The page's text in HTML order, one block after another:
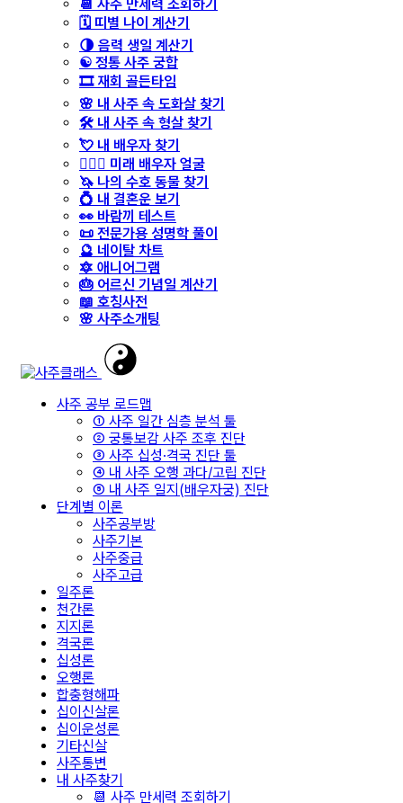
📆 사주 만세력 조회하기
🗓️ 띠별 나이 계산기
🌗 음력 생일 계산기
☯️ 정통 사주 궁합
🎞️ 재회 골든타임
🌸 내 사주 속 도화살 찾기
🛠️ 내 사주 속 형살 찾기
💘 내 배우자 찾기
👩‍❤️‍👨 미래 배우자 얼굴
🦄 나의 수호 동물 찾기
💍 내 결혼운 보기
👀 바람끼 테스트
📜 전문가용 성명학 풀이
🔮 네이탈 차트
🔯 애니어그램
🎂 어르신 기념일 계산기
📖 호칭사전
🌸 사주소개팅
사주 공부 로드맵
① 사주 일간 심층 분석 툴
② 궁통보감 사주 조후 진단
③ 사주 십성·격국 진단 툴
④ 내 사주 오행 과다/고립 진단
⑤ 내 사주 일지(배우자궁) 진단
단계별 이론
사주공부방
사주기본
사주중급
사주고급
일주론
천간론
지지론
격국론
십성론
오행론
합충형해파
십이신살론
십이운성론
기타신살
사주통변
내 사주찾기
📆 사주 만세력 조회하기